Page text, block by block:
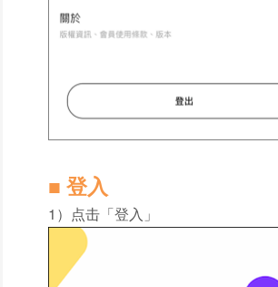
■ 登入
1）点击「登入」